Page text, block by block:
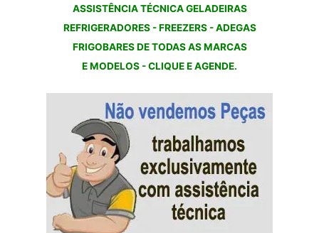
ASSISTÊNCIA TÉCNICA GELADEIRAS
REFRIGERADORES - FREEZERS - ADEGAS
FRIGOBARES DE TODAS AS MARCAS
E MODELOS - CLIQUE E AGENDE.